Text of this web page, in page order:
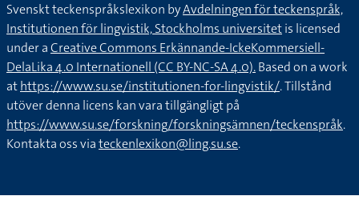
Svenskt teckenspråkslexikon byAvdelningen för teckenspråk,
Institutionen för lingvistik, Stockholms universitetis licensed
under aCreative Commons Erkännande-IckeKommersiell-
DelaLika 4.0 Internationell (CC BY-NC-SA 4.0).Based on a work
athttps://www.su.se/institutionen-for-lingvistik/. Tillstånd
utöver denna licens kan vara tillgängligt på
https://www.su.se/forskning/forskningsämnen/teckenspråk.
Kontakta oss viateckenlexikon@ling.su.se.